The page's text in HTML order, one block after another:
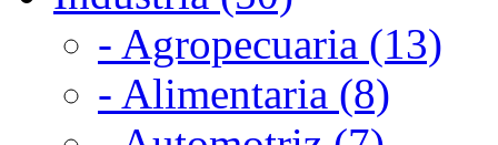
- Agropecuaria (13)
- Alimentaria (8)